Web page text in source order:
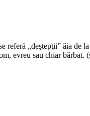
referă „deştepţii” ăia de la
evreu sau chiar bărbat.